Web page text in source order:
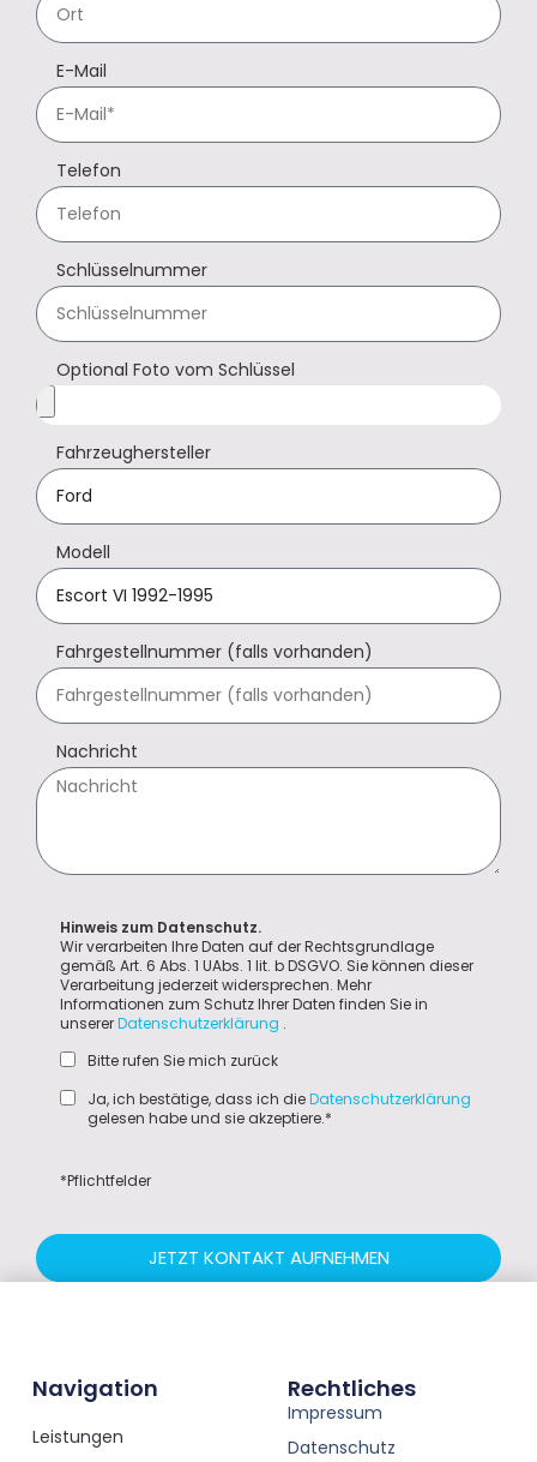
E-Mail
Telefon
Schlüsselnummer
Optional Foto vom Schlüssel
Fahrzeughersteller
Modell
Fahrgestellnummer (falls vorhanden)
Nachricht
Hinweis zum Datenschutz.
Wir verarbeiten Ihre Daten auf der Rechtsgrundlage
gemäß Art. 6 Abs. 1 UAbs. 1 lit. b DSGVO. Sie können dieser
Verarbeitung jederzeit widersprechen. Mehr
Informationen zum Schutz Ihrer Daten finden Sie in
unsererDatenschutzerklärung .
Bitte rufen Sie mich zurück
Ja, ich bestätige, dass ich dieDatenschutzerklärung
gelesen habe und sie akzeptiere.*
*Pflichtfelder
JETZT KONTAKT AUFNEHMEN
Navigation
Leistungen
Rechtliches
Impressum
Datenschutz